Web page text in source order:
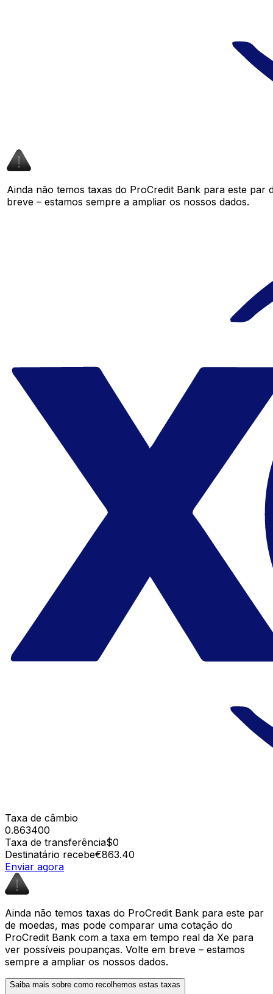
Ainda não temos taxas do ProCredit Bank para este
breve – estamos sempre a ampliar os nossos dados.
Taxa de câmbio
0.863400
Taxa de transferência$0
Destinatário recebe€863.40
Enviar agora
Ainda não temos taxas do ProCredit Bank para este par
de moedas, mas pode comparar uma cotação do
ProCredit Bank com a taxa em tempo real da Xe para
ver possíveis poupanças. Volte em breve – estamos
sempre a ampliar os nossos dados.
Saiba mais sobre como recolhemos estas taxas